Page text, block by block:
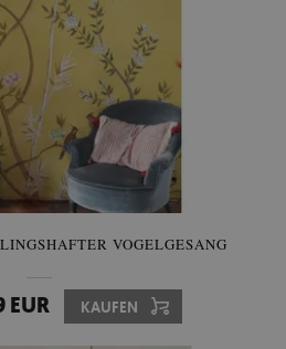
VOGELGESANG
EUR KAUFEN